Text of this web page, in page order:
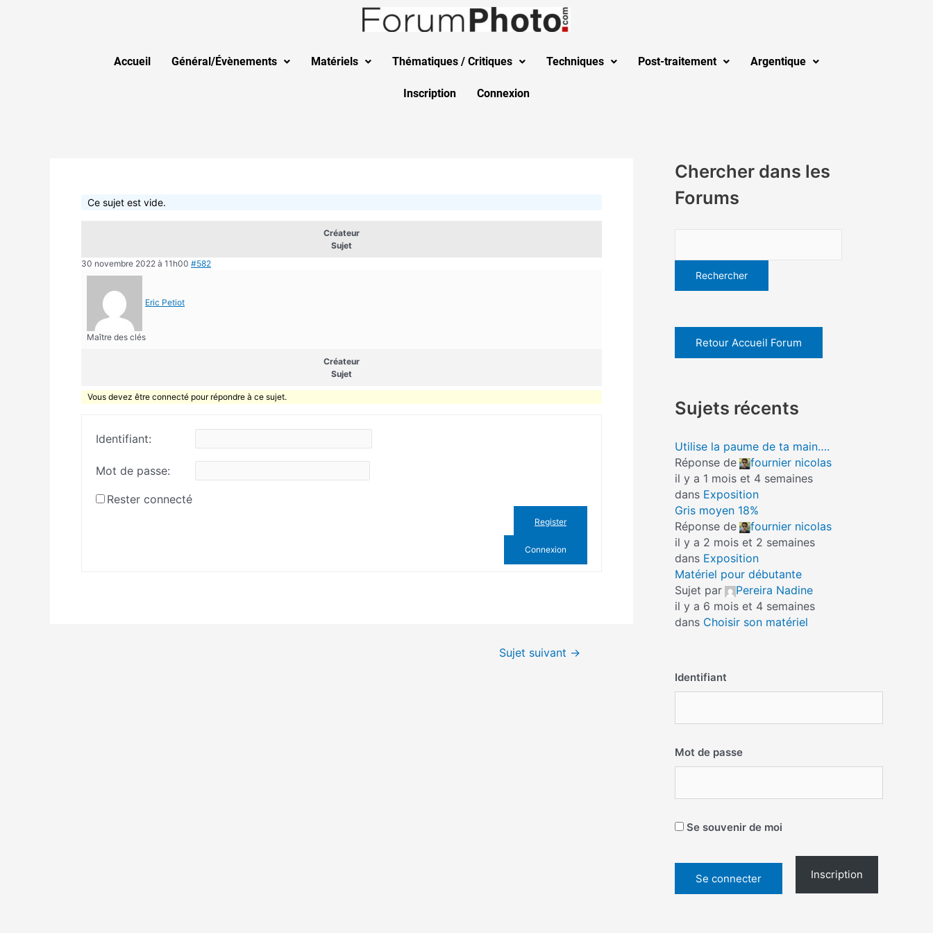
Accueil Général/Évènements Matériels Thématiques / Critiques Techniques Post-traitement Argentique
Inscription Connexion
Ce sujet est vide.
Créateur
Sujet
30 novembre 2022 à 11h00 #582
Eric Petiot
Maître des clés
Créateur
Sujet
Vous devez être connecté pour répondre à ce sujet.
Identifiant:
Mot de passe:
Rester connecté
Register
Connexion
Sujet suivant →
Chercher dans les
Forums
Retour Accueil Forum
Sujets récents
Utilise la paume de ta main….
Réponse de
fournier nicolas
il y a 1 mois et 4 semaines
dans Exposition
Gris moyen 18%
Réponse de
fournier nicolas
il y a 2 mois et 2 semaines
dans Exposition
Matériel pour débutante
Sujet par
Pereira Nadine
il y a 6 mois et 4 semaines
dans Choisir son matériel
Identifiant
Mot de passe
Se souvenir de moi
Inscription